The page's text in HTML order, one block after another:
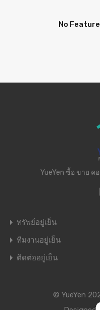
No
YueYen ซื้อ ขาย ค
ทรัพย์อยู่เย็น
ทีมงานอยู่เย็น
ติดต่ออยู่เย็น
© YueYen